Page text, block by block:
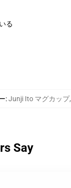
る
:Junji Ito マグカップ,
Say